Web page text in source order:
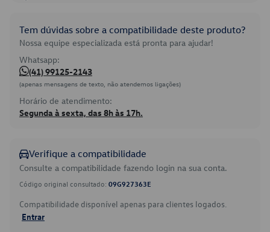
Tem dúvidas sobre a compatibilidade deste produto?
Nossa equipe especializada está pronta para ajudar!
Whatsapp:
(41) 99125-2143
(apenas mensagens de texto, não atendemos ligações)
Horário de atendimento:
Segunda à sexta, das 8h às 17h.
Verifique a compatibilidade
Consulte a compatibilidade fazendo login na sua conta.
Código original consultado: 09G927363E
Compatibilidade disponível apenas para clientes logados.
Entrar